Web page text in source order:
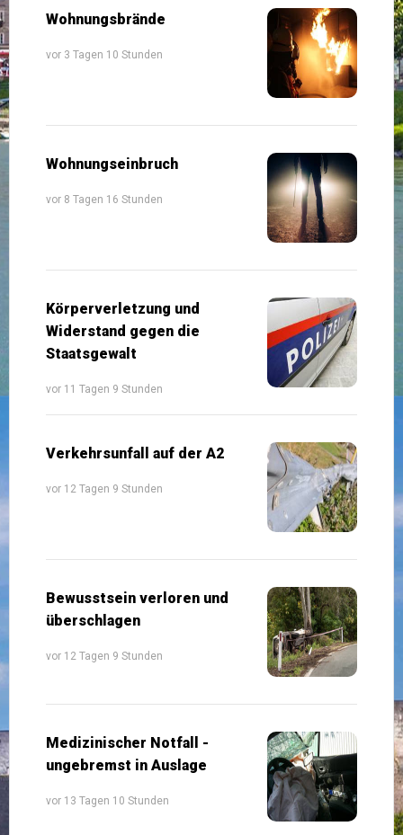
Wohnungsbrände
vor 3 Tagen 10 Stunden
Wohnungseinbruch
vor 8 Tagen 16 Stunden
Körperverletzung und
Widerstand gegen die
Staatsgewalt
vor 11 Tagen 9 Stunden
Verkehrsunfall auf der A2
vor 12 Tagen 9 Stunden
Bewusstsein verloren und
überschlagen
vor 12 Tagen 9 Stunden
Medizinischer Notfall -
ungebremst in Auslage
vor 13 Tagen 10 Stunden